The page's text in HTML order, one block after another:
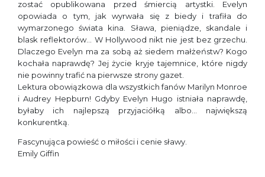
zostać opublikowana przed śmiercią artystki. Evelyn
opowiada o tym, jak wyrwała się z biedy i trafiła do
wymarzonego świata kina. Sława, pieniądze, skandale i
blask reflektorów… W Hollywood nikt nie jest bez grzechu.
Dlaczego Evelyn ma za sobą aż siedem małżeństw? Kogo
kochała naprawdę? Jej życie kryje tajemnice, które nigdy
nie powinny trafić na pierwsze strony gazet.
Lektura obowiązkowa dla wszystkich fanów Marilyn Monroe
i Audrey Hepburn! Gdyby Evelyn Hugo istniała naprawdę,
byłaby ich najlepszą przyjaciółką albo… największą
konkurentką.
Fascynująca powieść o miłości i cenie sławy.
Emily Giffin